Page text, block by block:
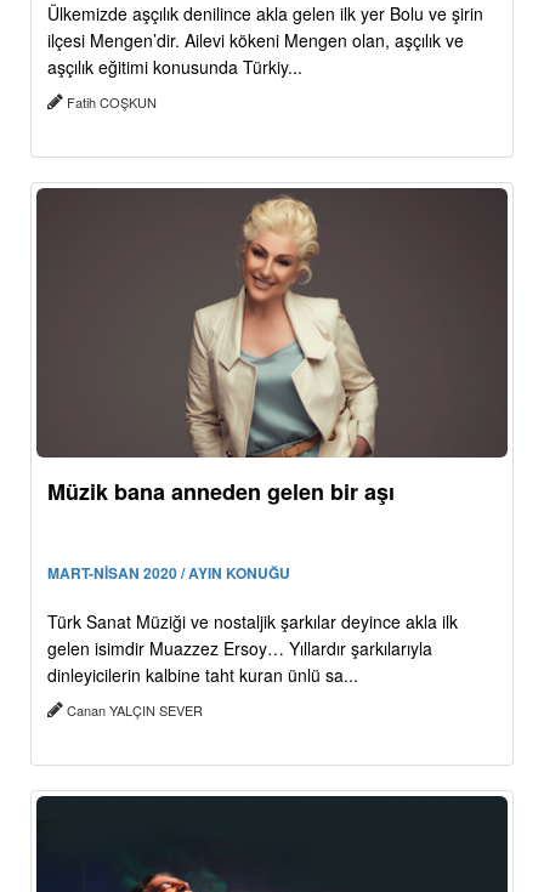
Ülkemizde aşçılık denilince akla gelen ilk yer Bolu ve şirin
ilçesi Mengen’dir. Ailevi kökeni Mengen olan, aşçılık ve
aşçılık eğitimi konusunda Türkiy...
Fatih COŞKUN
Müzik bana anneden gelen bir aşı
MART-NİSAN 2020 / AYIN KONUĞU
Türk Sanat Müziği ve nostaljik şarkılar deyince akla ilk
gelen isimdir Muazzez Ersoy… Yıllardır şarkılarıyla
dinleyicilerin kalbine taht kuran ünlü sa...
Canan YALÇIN SEVER